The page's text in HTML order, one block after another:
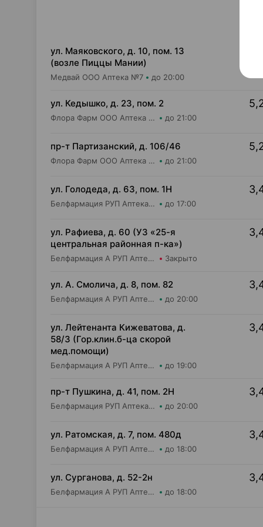
ул. Маяковского, д. 10, пом. 13
(возле Пиццы Мании)
Медвай ООО Аптека №7 до 20:00
ул. Кедышко, д. 23, пом. 2
Флора Фарм ООО Аптека №21 до 21:00
пр-т Партизанский, д. 106/46
Флора Фарм ООО Аптека №20 до 21:00
ул. Голодеда, д. 63, пом. 1Н
Белфармация РУП Аптека №45 до 17:00
ул. Рафиева, д. 60 (УЗ «25-я
центральная районная п-ка»)
Белфармация А РУП Аптека №20 Закрыто
ул. А. Смолича, д. 8, пом. 82
Белфармация А РУП Аптека №3 до 20:00
ул. Лейтенанта Кижеватова, д.
58/3 (Гор.клин.б-ца скорой
мед.помощи)
Белфармация А РУП Аптека №13 до 19:00
пр-т Пушкина, д. 41, пом. 2Н
Белфармация РУП Аптека №62 до 20:00
ул. Ратомская, д. 7, пом. 480д
Белфармация А РУП Аптека №59 до 18:00
ул. Сурганова, д. 52-2н
Белфармация А РУП Аптека №1 до 18:00